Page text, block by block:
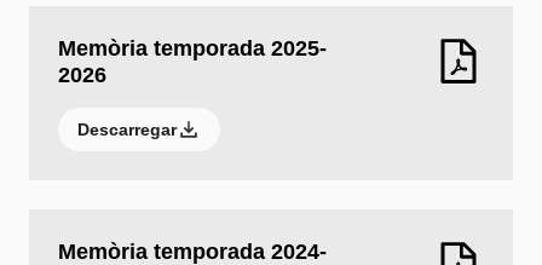
Memòria temporada 2025-
2026
Descarregar
Memòria temporada 2024-